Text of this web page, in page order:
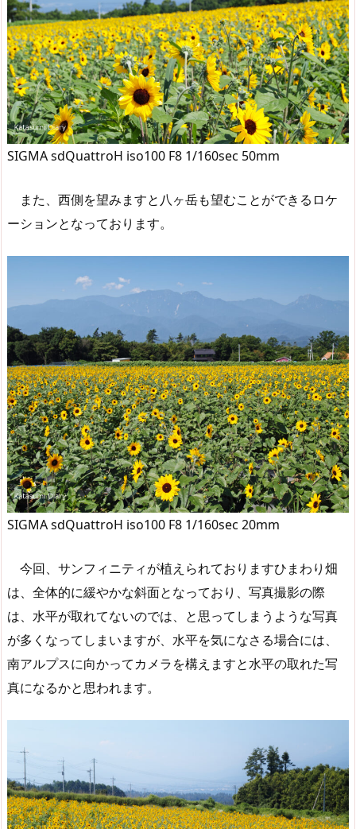
SIGMA sdQuattroH iso100 F8 1/160sec 50mm
また、西側を望みますと八ヶ岳も望むことができるロケ
ーションとなっております。
SIGMA sdQuattroH iso100 F8 1/160sec 20mm
今回、サンフィニティが植えられておりますひまわり畑
は、全体的に緩やかな斜面となっており、写真撮影の際
は、水平が取れてないのでは、と思ってしまうような写真
が多くなってしまいますが、水平を気になさる場合には、
南アルプスに向かってカメラを構えますと水平の取れた写
真になるかと思われます。